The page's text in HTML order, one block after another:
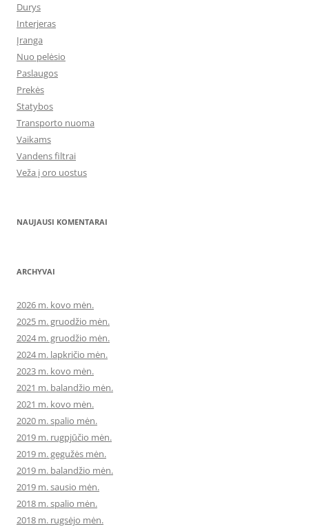
Durys
Interjeras
Įranga
Nuo pelėsio
Paslaugos
Prekės
Statybos
Transporto nuoma
Vaikams
Vandens filtrai
Veža į oro uostus
NAUJAUSI KOMENTARAI
ARCHYVAI
2026 m. kovo mėn.
2025 m. gruodžio mėn.
2024 m. gruodžio mėn.
2024 m. lapkričio mėn.
2023 m. kovo mėn.
2021 m. balandžio mėn.
2021 m. kovo mėn.
2020 m. spalio mėn.
2019 m. rugpjūčio mėn.
2019 m. gegužės mėn.
2019 m. balandžio mėn.
2019 m. sausio mėn.
2018 m. spalio mėn.
2018 m. rugsėjo mėn.